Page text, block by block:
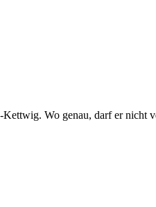
Kettwig. Wo genau, darf er